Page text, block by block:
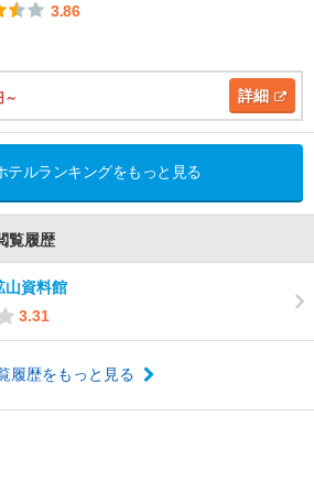
3.86
～ 詳細
テルランキングをもっと見る
覧履歴
山資料館
3.31
履歴をもっと見る